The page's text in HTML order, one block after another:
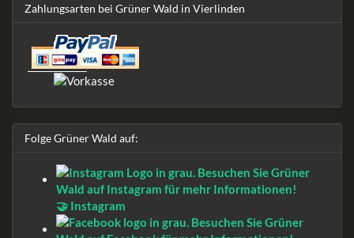
Zahlungsarten bei Grüner Wald in Vierlinden
Folge Grüner Wald auf:
🤝 Instagram